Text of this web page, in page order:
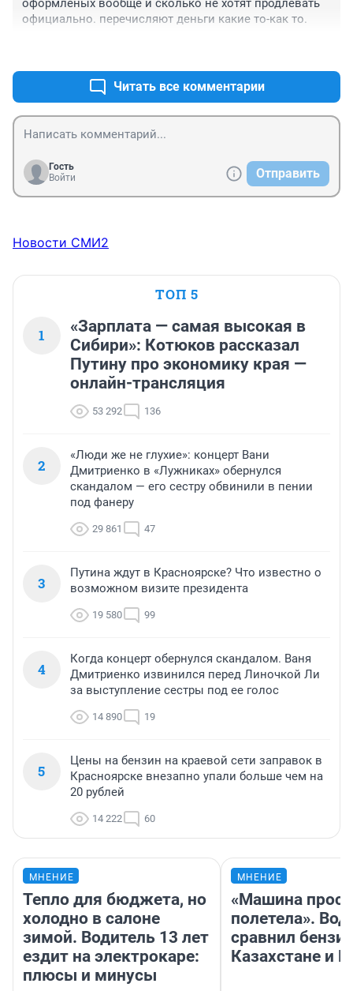
оформленых вообще и сколько не хотят продлевать
официально. перечисляют деньги какие то-как то.
Читать все комментарии
Гость
Войти
Отправить
Новости СМИ2
ТОП 5
1
«Зарплата — самая высокая в
Сибири»: Котюков рассказал
Путину про экономику края —
онлайн-трансляция
53 292 136
2
«Люди же не глухие»: концерт Вани
Дмитриенко в «Лужниках» обернулся
скандалом — его сестру обвинили в пении
под фанеру
29 861 47
3
Путина ждут в Красноярске? Что известно о
возможном визите президента
19 580 99
4
Когда концерт обернулся скандалом. Ваня
Дмитриенко извинился перед Линочкой Ли
за выступление сестры под ее голос
14 890 19
5
Цены на бензин на краевой сети заправок в
Красноярске внезапно упали больше чем на
20 рублей
14 222 60
МНЕНИЕ
Тепло для бюджета, но
холодно в салоне
зимой. Водитель 13 лет
ездит на электрокаре:
плюсы и минусы
МНЕНИЕ
«Машина
полетела».
сравнил
Казахстане и